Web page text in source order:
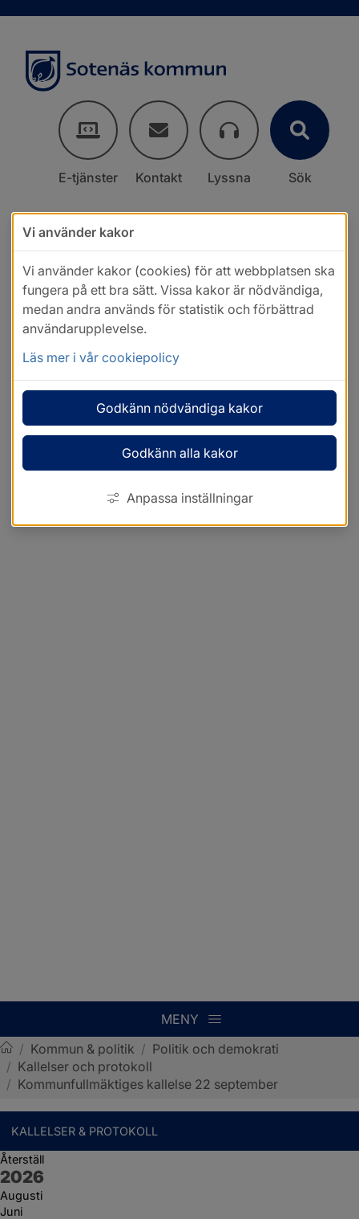
E-tjänster Kontakt Lyssna Sök
MENY
Sotenäs kommun
/ Kommun & politik / Politik och demokrati
/ Kallelser och protokoll
/ Kommunfullmäktiges kallelse 22 september
KALLELSER & PROTOKOLL
Återställ
År:
2026
Augusti
Juni
Vi använder kakor
Vi använder kakor (cookies) för att webbplatsen ska
fungera på ett bra sätt. Vissa kakor är nödvändiga,
medan andra används för statistik och förbättrad
användarupplevelse.
Läs mer i vår cookiepolicy
Godkänn nödvändiga kakor
Godkänn alla kakor
Anpassa inställningar